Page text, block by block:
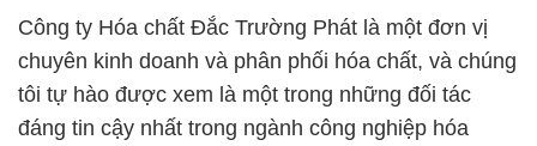
chất. Chúng tôi cam kết đặt chất lượng, đáng tin cậy
và an toàn lên hàng đầu và coi mỗi đối tác là một
phần quan trọng của sự phát triển và thành công
của mình.